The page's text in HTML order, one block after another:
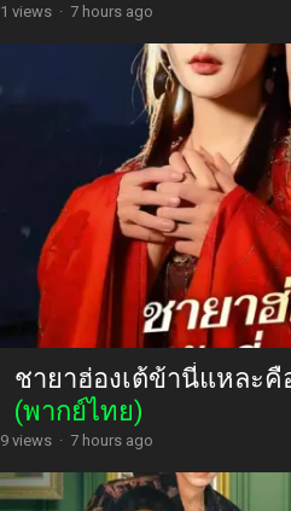
1 views · 7 hours ago
ชายาฮ่องเต้ข้านี่แหละคื
(พากย์ไทย)
9 views · 7 hours ago